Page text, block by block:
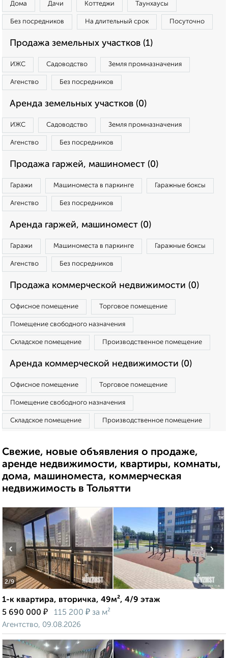
Дома Дачи Коттеджи Таунхаусы
Без посредников На длительный срок Посуточно
Продажа земельных участков (1)
ИЖС Садоводство Земля промназначения
Агенство Без посредников
Аренда земельных участков (0)
ИЖС Садоводство Земля промназначения
Агенство Без посредников
Продажа гаржей, машиномест (0)
Гаражи Машиноместа в паркинге Гаражные боксы
Агенство Без посредников
Аренда гаржей, машиномест (0)
Гаражи Машиноместа в паркинге Гаражные боксы
Агенство Без посредников
Продажа коммерческой недвижимости (0)
Офисное помещение Торговое помещение
Помещение свободного назначения
Складское помещение Производственное помещение
Аренда коммерческой недвижимости (0)
Офисное помещение Торговое помещение
Помещение свободного назначения
Складское помещение Производственное помещение
Свежие, новые объявления о продаже,
аренде недвижимости, квартиры, комнаты,
дома, машиноместа, коммерческая
недвижимость в Тольятти
2/9
‹ ›
1-к квартира, вторичка, 49м², 4/9 этаж
5 690 000 ₽ 115 200 ₽ за м²
Агентство, 09.08.2026